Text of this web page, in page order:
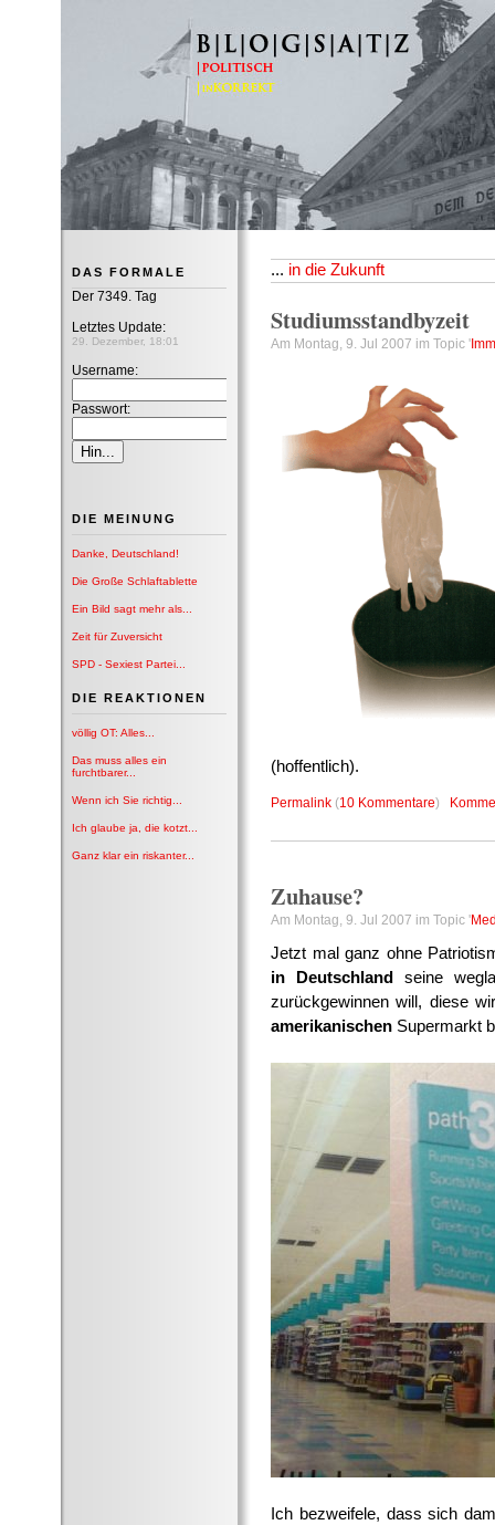
DAS FORMALE
Der 7349. Tag
Letztes Update:
29. Dezember, 18:01
Username:
Passwort:
DIE MEINUNG
Danke, Deutschland!
Die Große Schlaftablette
Ein Bild sagt mehr als...
Zeit für Zuversicht
SPD - Sexiest Partei...
DIE REAKTIONEN
völlig OT: Alles...
Das muss alles ein
furchtbarer...
Wenn ich Sie richtig...
Ich glaube ja, die kotzt...
Ganz klar ein riskanter...
... in die Zukunft
Studiumsstandbyzeit
Am Montag, 9. Jul 2007 im Topic '
(hoffentlich).
Permalink (10 Kommentare)
Zuhause?
Am Montag, 9. Jul 2007 im Topic '
Jetzt mal ganz ohne
in Deutschland seine
zurückgewinnen will, diese
amerikanischen Supermarkt
Ich bezweifele, dass sich